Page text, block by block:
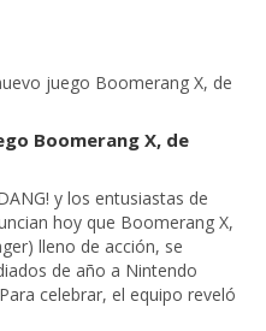
Boomerang X, de
y los entusiastas de
hoy que Boomerang X,
lleno de acción, se
de año a Nintendo
celebrar, el equipo reveló